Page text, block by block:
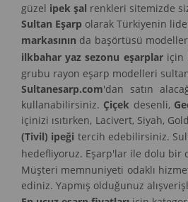
güzel ipek şal renkleri sitemizde
Sultan Eşarp olarak Türkiyenin
markasının da başörtüsü
ilkbahar yaz sezonu eşarplariçin
grubu rayon eşarp modelleri
Sultanesarp.com'dan satın
kullanabilirsiniz. Çiçek desenli,
içinizi ısıtırken, Lacivert, Siyah,
(Tivil) ipeği tercih edebilirsiniz.
hedefliyoruz. Eşarp'lar ile dolu bir
Müşteri memnuniyeti odaklı
ediniz. Yapmış olduğunuz